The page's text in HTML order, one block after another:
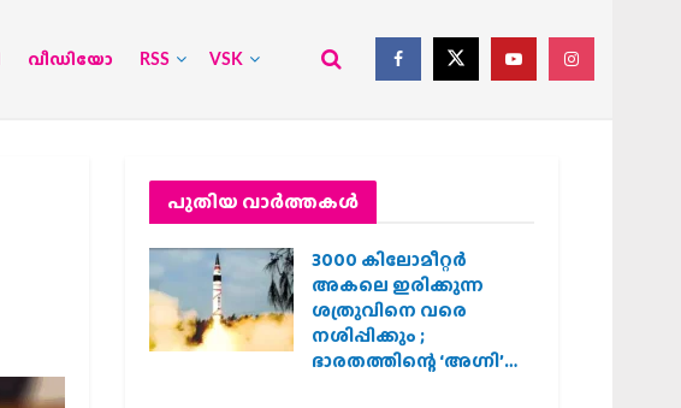
വീഡിയോ RSS VSK
പുതിയ വാര്‍ത്തകള്‍
3000 കിലോമീറ്റർ
അകലെ ഇരിക്കുന്ന
ശത്രുവിനെ വരെ
നശിപ്പിക്കും ;
ഭാരതത്തിന്റെ ‘അഗ്നി’